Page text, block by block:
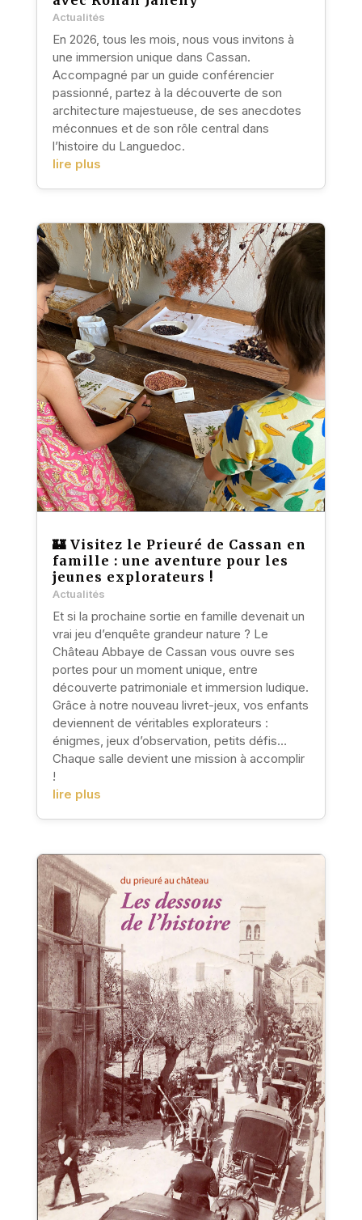
Actualités
En 2026, tous les mois, nous vous invitons à
une immersion unique dans Cassan.
Accompagné par un guide conférencier
passionné, partez à la découverte de son
architecture majestueuse, de ses anecdotes
méconnues et de son rôle central dans
l’histoire du Languedoc.
lire plus
🏰 Visitez le Prieuré de Cassan en
famille : une aventure pour les
jeunes explorateurs !
Actualités
Et si la prochaine sortie en famille devenait un
vrai jeu d’enquête grandeur nature ? Le
Château Abbaye de Cassan vous ouvre ses
portes pour un moment unique, entre
découverte patrimoniale et immersion ludique.
Grâce à notre nouveau livret-jeux, vos enfants
deviennent de véritables explorateurs :
énigmes, jeux d’observation, petits défis…
Chaque salle devient une mission à accomplir
!
lire plus